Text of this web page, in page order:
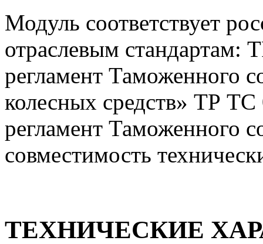
Модуль соответствует
отраслевым стандартам:
регламент Таможенного
колесных средств» ТР
регламент Таможенного
совместимость
ТЕХНИЧЕСКИЕ